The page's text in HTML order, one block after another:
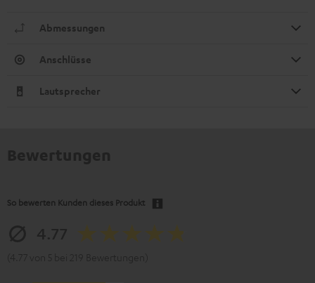
Abmessungen
Anschlüsse
Lautsprecher
So bewerten Kunden dieses Produkt